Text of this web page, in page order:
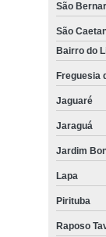
São
São
Bairro do
Freguesia
Jaguaré
Jaraguá
Jardim
Lapa
Pirituba
Raposo